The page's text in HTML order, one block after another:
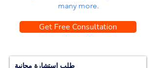
many more.
Get Free Consultation
طلب استشارة مجانية